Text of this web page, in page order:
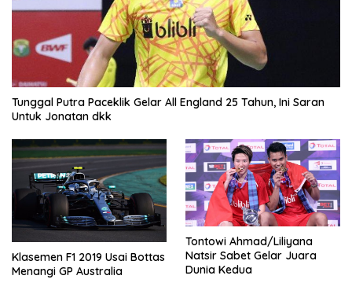
Tunggal Putra Paceklik Gelar All England 25 Tahun, Ini Saran
Untuk Jonatan dkk
Klasemen F1 2019 Usai Bottas
Menangi GP Australia
Tontowi Ahmad/Liliyana
Natsir Sabet Gelar Juara
Dunia Kedua